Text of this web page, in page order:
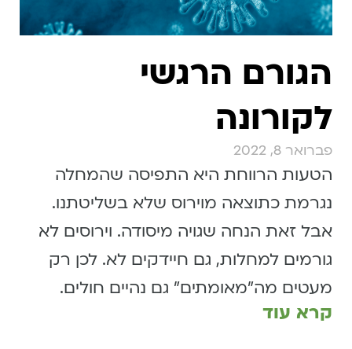
הגורם הרגשי
לקורונה
פברואר 8, 2022
הטעות הרווחת היא התפיסה שהמחלה
נגרמת כתוצאה מוירוס שלא בשליטתנו.
אבל זאת הנחה שגויה מיסודה. וירוסים לא
גורמים למחלות, גם חיידקים לא. לכן רק
מעטים מה״מאומתים״ גם נהיים חולים.
קרא עוד